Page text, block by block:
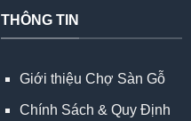
THÔNG TIN
Giới thiệu Chợ Sàn Gỗ
Chính Sách & Quy Định